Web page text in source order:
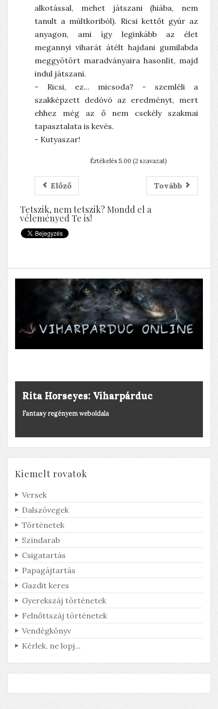
alkotással, mehet játszani (hiába, nem
tanult a múltkoriból). Ricsi kettőt gyúr az
anyagon, ami így leginkább az élet
megannyi viharát átélt hajdani gumilabda
meggyötört maradványaira hasonlít, majd
indul játszani.
- Ricsi, ez... micsoda? - szemléli a
szakképzett dedóvó az eredményt, mert
ehhez még az ő nem csekély szakmai
tapasztalata is kevés.
- Kutyaszar!
Értékelés 5.00 (2 szavazat)
Előző Tovább
Tetszik, nem tetszik? Mondd el a
véleményed Te is!
A halott ember rózsája élni akar
Rita Horseyes: Viharpárduc
Fantasy regényem weboldala
Derült égből pingpong
Honnan jött a labda?
Kiemelt rovatok
Versek
Dalszövegek
Történetek
Színdarab
Csigatartás
Papagájtartás
Gazdit keres
Gyerekszáj történetek
Felnőttszáj történetek
Vendégkönyv
Kérlek, ne lopj...